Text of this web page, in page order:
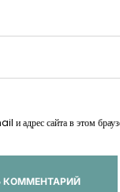
и адрес сайта в этом